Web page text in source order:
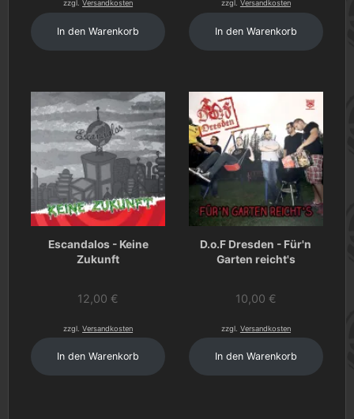
zzgl.Versandkosten
In den Warenkorb
zzgl. Versandkosten
In den Warenkorb
Escandalos - Keine
Zukunft
12,00 €
zzgl.Versandkosten
In den Warenkorb
D.o.F Dresden - Für'n
Garten reicht's
10,00 €
zzgl. Versandkosten
In den Warenkorb